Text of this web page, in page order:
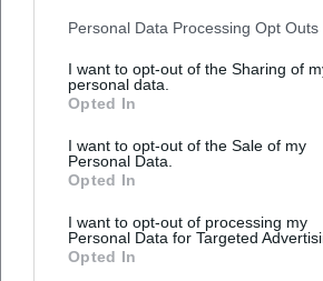
Personal Data Processing Opt Outs
I want to opt-out of the Sharing of
personal data.
Opted In
I want to opt-out of the Sale of my
Personal Data.
Opted In
I want to opt-out of processing my
Personal Data for Targeted
Opted In
Thorsten Havener – Alles
Kopfsache?
16. Apr 2026
Erleben Sie am 16. April 2026
Thorsten Haveners
Magie,